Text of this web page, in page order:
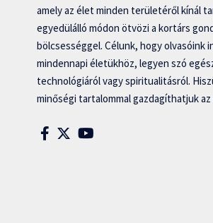
amely az élet minden területéről kínál
egyedülálló módon ötvözi a kortárs
bölcsességgel. Célunk, hogy olvasóink
mindennapi életükhöz, legyen szó
technológiáról vagy spiritualitásról.
minőségi tartalommal gazdagíthatjuk